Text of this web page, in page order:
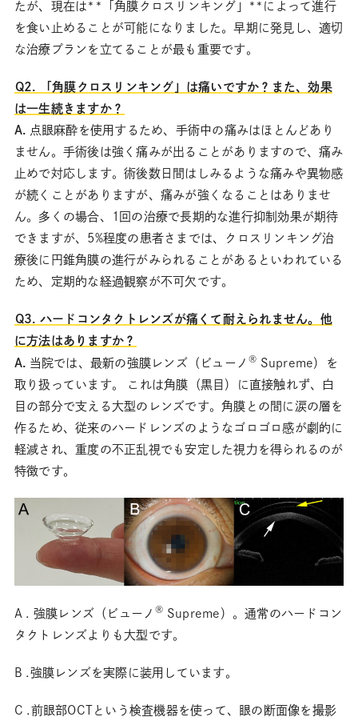
たが、現在は**「角膜クロスリンキング」**によって進行
を食い止めることが可能になりました。早期に発見し、適切
な治療プランを立てることが最も重要です。
Q2. 「角膜クロスリンキング」は痛いですか？また、効果
は一生続きますか？
A. 点眼麻酔を使用するため、手術中の痛みはほとんどあり
ません。手術後は強く痛みが出ることがありますので、痛み
止めで対応します。術後数日間はしみるような痛みや異物感
が続くことがありますが、痛みが強くなることはありませ
ん。多くの場合、1回の治療で長期的な進行抑制効果が期待
できますが、5%程度の患者さまでは、クロスリンキング治
療後に円錐角膜の進行がみられることがあるといわれている
ため、定期的な経過観察が不可欠です。
Q3. ハードコンタクトレンズが痛くて耐えられません。他
に方法はありますか？
A. 当院では、最新の強膜レンズ（ビューノ® Supreme）を
取り扱っています。 これは角膜（黒目）に直接触れず、白
目の部分で支える大型のレンズです。角膜との間に涙の層を
作るため、従来のハードレンズのようなゴロゴロ感が劇的に
軽減され、重度の不正乱視でも安定した視力を得られるのが
特徴です。
A . 強膜レンズ（ビューノ® Supreme）。通常のハードコン
タクトレンズよりも大型です。
B .強膜レンズを実際に装用しています。
C .前眼部OCTという検査機器を使って、眼の断面像を撮影